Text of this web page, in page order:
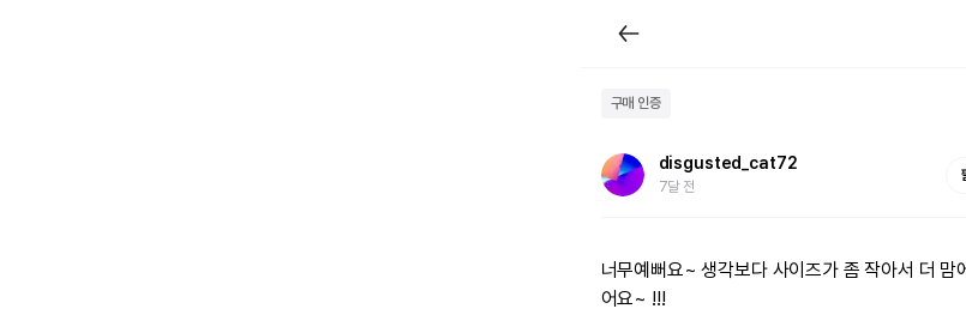
구매 인증
disgusted_cat72
7달 전
너무예뻐요~ 생각보다 사이즈가 좀 작아서 더 맘
어요~ !!!